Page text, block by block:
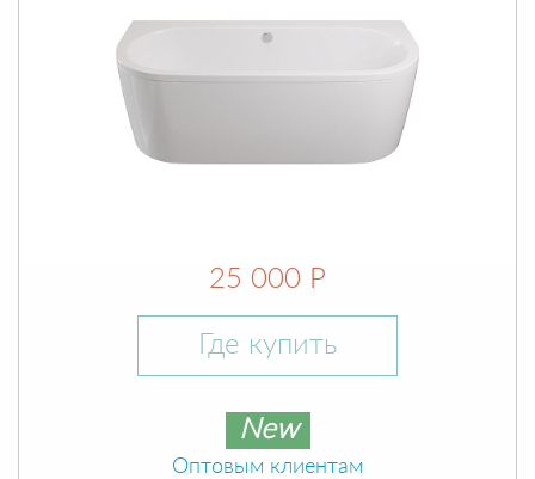
25 000 Р
Где купить
New
Оптовым клиентам